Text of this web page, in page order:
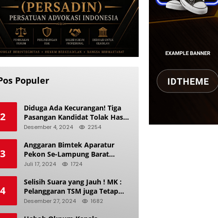
Populer
2
Diduga Ada Kecurangan! Tiga
Pasangan Kandidat Tolak Hasil
Pilkada Kerinci 2024
Desember 4, 2024 2254
3
Anggaran Bimtek Aparatur
Pekon Se-Lampung Barat
Diduga Ladang Korupsi Buat
Juli 17, 2024 1724
4
Selisih Suara yang Jauh ! MK :
Pelanggaran TSM juga Tetap
Mengacu pada Prinsip Keadilan
Desember 27, 2024 1682